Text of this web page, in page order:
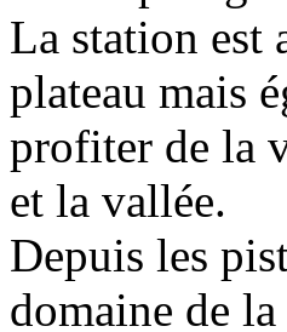
La station est
plateau mais
profiter de la
et la vallée.
Depuis les
domaine de